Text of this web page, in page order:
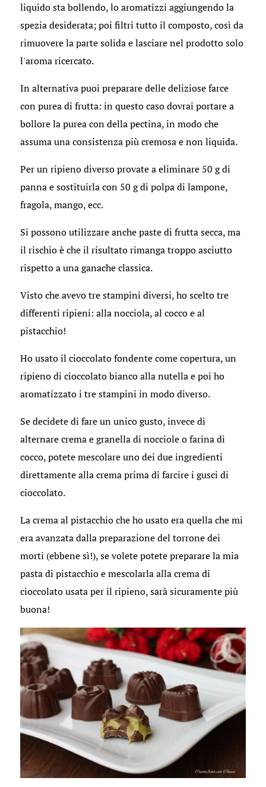
liquido sta bollendo, lo aromatizzi aggiungendo la
spezia desiderata; poi filtri tutto il composto, così da
rimuovere la parte solida e lasciare nel prodotto solo
l'aroma ricercato.
In alternativa puoi preparare delle deliziose farce
con purea di frutta: in questo caso dovrai portare a
bollore la purea con della pectina, in modo che
assuma una consistenza più cremosa e non liquida.
Per un ripieno diverso provate a eliminare 50 g di
panna e sostituirla con 50 g di polpa di lampone,
fragola, mango, ecc.
Si possono utilizzare anche paste di frutta secca, ma
il rischio è che il risultato rimanga troppo asciutto
rispetto a una ganache classica.
Visto che avevo tre stampini diversi, ho scelto tre
differenti ripieni: alla nocciola, al cocco e al
pistacchio!
Ho usato il cioccolato fondente come copertura, un
ripieno di cioccolato bianco alla nutella e poi ho
aromatizzato i tre stampini in modo diverso.
Se decidete di fare un unico gusto, invece di
alternare crema e granella di nocciole o farina di
cocco, potete mescolare uno dei due ingredienti
direttamente alla crema prima di farcire i gusci di
cioccolato.
La crema al pistacchio che ho usato era quella che mi
era avanzata dalla preparazione del torrone dei
morti (ebbene sì!), se volete potete preparare la mia
pasta di pistacchio e mescolarla alla crema di
cioccolato usata per il ripieno, sarà sicuramente più
buona!